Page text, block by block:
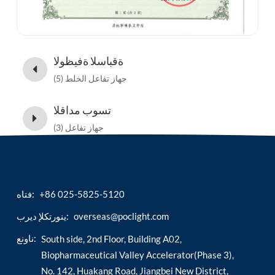
ةقباسلا ةفيظولا
(5) جهاز تفاعل الخلط
تسوب مداقلا
(3) جهاز تفاعل
فتاه: +86 025-5825-5120
ينورتكلإ ديرب: overseas@poclight.com
ناونع: South side, 2nd Floor, Building A02,
Biopharmaceutical Valley Accelerator(Phase 3),
No. 142, Huakang Road, Jiangbei New District,